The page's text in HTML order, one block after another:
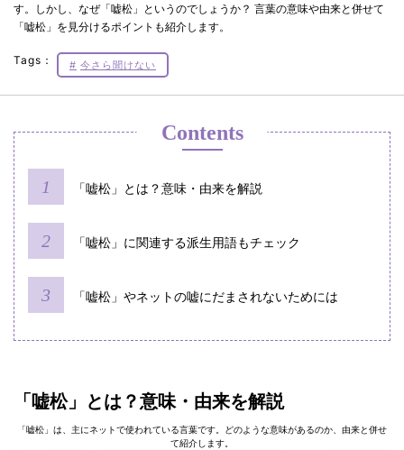
す。しかし、なぜ「嘘松」というのでしょうか？ 言葉の意味や由来と併せて
「嘘松」を見分けるポイントも紹介します。
Tags： 今さら聞けない
Contents
「嘘松」とは？意味・由来を解説
「嘘松」に関連する派生用語もチェック
「嘘松」やネットの嘘にだまされないためには
「嘘松」とは？意味・由来を解説
「嘘松」は、主にネットで使われている言葉です。どのような意味があるのか、由来と併せ
て紹介します。